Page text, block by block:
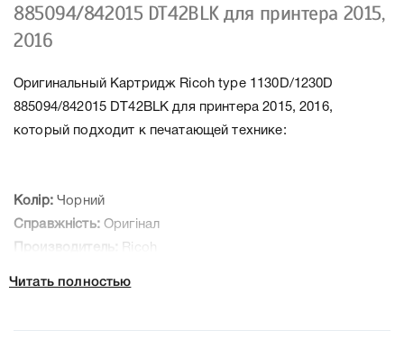
885094/842015 DT42BLK для принтера 2015,
2016
Оригинальный Картридж Ricoh type 1130D/1230D
885094/842015 DT42BLK для принтера 2015, 2016,
который подходит к печатающей технике:
Колір:Чорний
Справжність:Оригінал
Производитель: Ricoh
Читать полностью